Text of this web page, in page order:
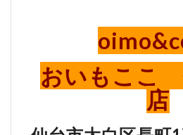
おいもここ
店